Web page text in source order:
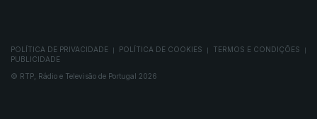
POLÍTICA DE PRIVACIDADE POLÍTICA DE COOKIES TERMOS E CONDIÇÕES
PUBLICIDADE
© RTP, Rádio e Televisão de Portugal 2026